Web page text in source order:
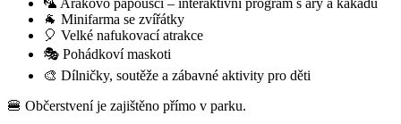
🐐 Minifarma se zvířátky
🎈 Velké nafukovací atrakce
🎭 Pohádkoví maskoti
🎨 Dílničky, soutěže a zábavné aktivity pro děti
🍔 Občerstvení je zajištěno přímo v parku.